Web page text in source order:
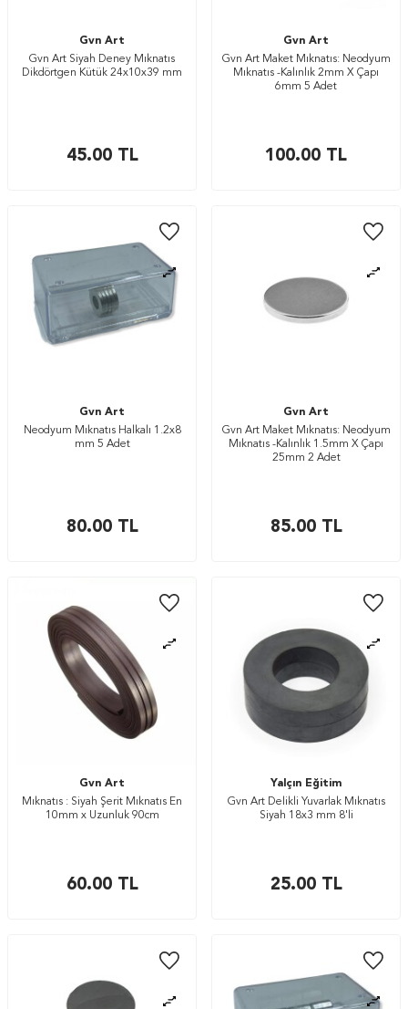
Gvn Art
Gvn Art Siyah Deney Mıknatıs
Dikdörtgen Kütük 24x10x39 mm
45.00TL
Gvn Art
Gvn Art Maket Mıknatıs: Neodyum
Mıknatıs -Kalınlık 2mm X Çapı
6mm 5 Adet
100.00 TL
Gvn Art
Neodyum Mıknatıs Halkalı 1.2x8
mm 5 Adet
80.00TL
Gvn Art
Gvn Art Maket Mıknatıs: Neodyum
Mıknatıs -Kalınlık 1.5mm X Çapı
25mm 2 Adet
85.00TL
Gvn Art
Mıknatıs : Siyah Şerit Mıknatıs En
10mm x Uzunluk 90cm
60.00TL
Yalçın Eğitim
Gvn Art Delikli Yuvarlak Mıknatıs
Siyah 18x3 mm 8'li
25.00TL